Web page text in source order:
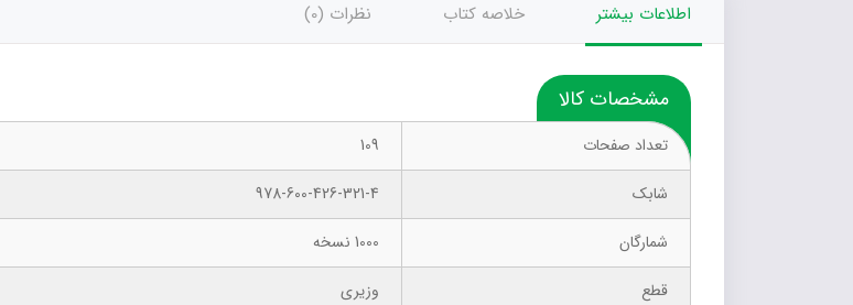
اطلاعات بیشتر خلاصه کتاب نظرات (0)
مشخصات کالا
تعداد صفحات
109
شابک
978-600-426-321-4
شمارگان
1000 نسخه
قطع
وزیری